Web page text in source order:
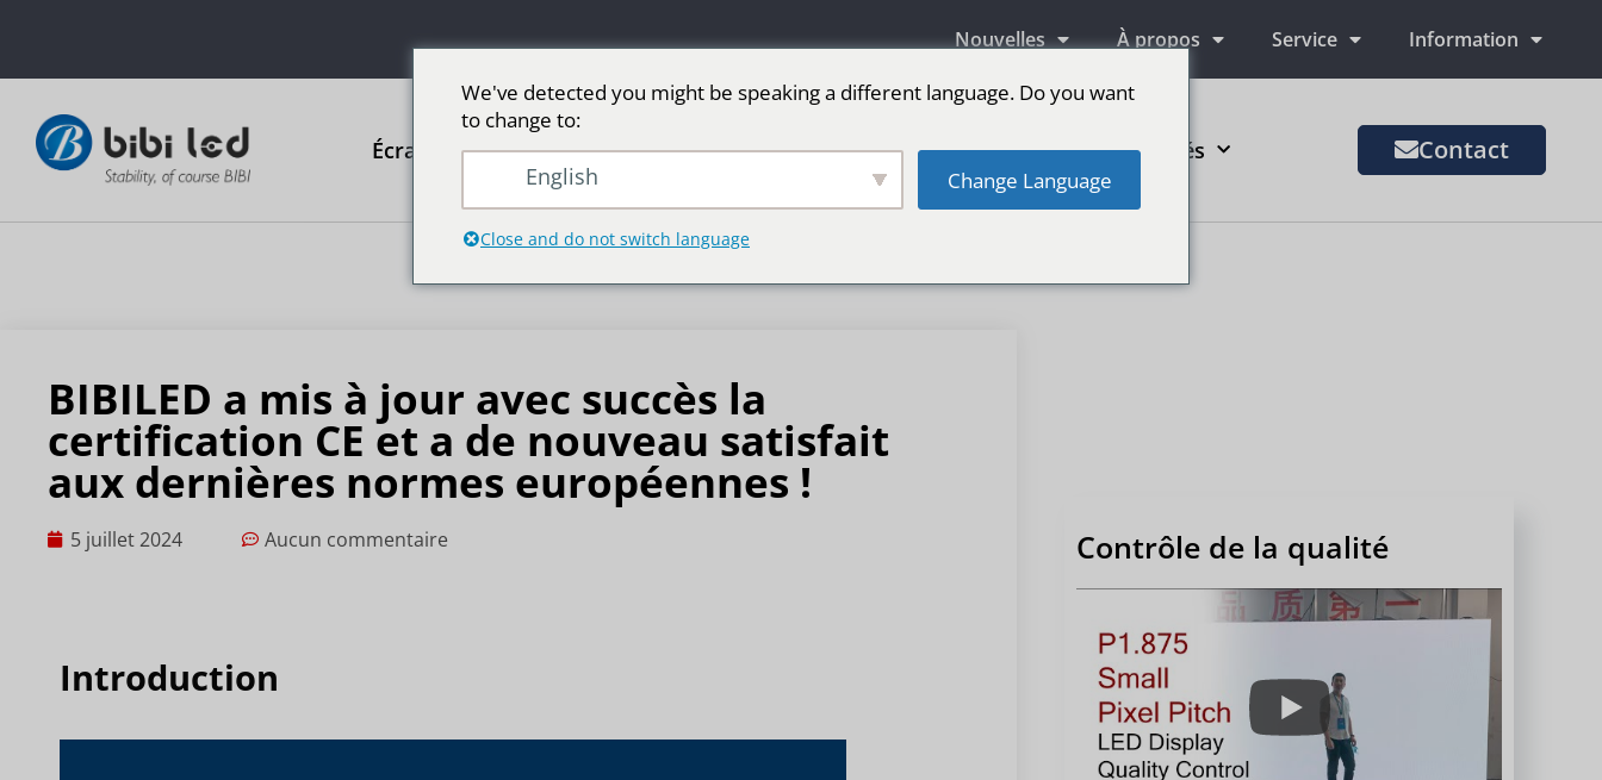
Nouvelles À propos Service Information
Écrans publicitaires LED Écran LED pour scène sport Plus de marchés Contact
BIBILED a mis à jour avec succès la
certification CE et a de nouveau satisfait
aux dernières normes européennes !
5 juillet 2024 Aucun commentaire
Introduction
Contrôle de la qualité
We've detected you might be speaking a different language. Do you want
to change to:
English Change Language
Close and do not switch language